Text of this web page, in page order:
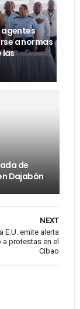
agentes
a normas
las
de
Dajabón
NEXT
E.U. emite alerta
a protestas en el
Cibao